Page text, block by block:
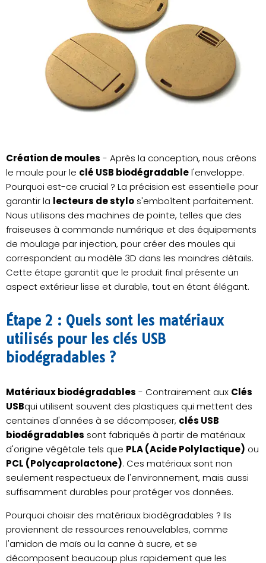
Création de moules - Après la conception, nous créons
le moule pour le clé USB biodégradablel'enveloppe.
Pourquoi est-ce crucial ? La précision est essentielle pour
garantir la lecteurs de stylo s'emboîtent parfaitement.
Nous utilisons des machines de pointe, telles que des
fraiseuses à commande numérique et des équipements
de moulage par injection, pour créer des moules qui
correspondent au modèle 3D dans les moindres détails.
Cette étape garantit que le produit final présente un
aspect extérieur lisse et durable, tout en étant élégant.
Étape 2 : Quels sont les matériaux
utilisés pour les clés USB
biodégradables ?
Matériaux biodégradables - Contrairement aux Clés
USBqui utilisent souvent des plastiques qui mettent des
centaines d'années à se décomposer, clés USB
biodégradables sont fabriqués à partir de matériaux
d'origine végétale tels que PLA (Acide Polylactique) ou
PCL (Polycaprolactone). Ces matériaux sont non
seulement respectueux de l'environnement, mais aussi
suffisamment durables pour protéger vos données.
Pourquoi choisir des matériaux biodégradables ? Ils
proviennent de ressources renouvelables, comme
l'amidon de maïs ou la canne à sucre, et se
décomposent beaucoup plus rapidement que les